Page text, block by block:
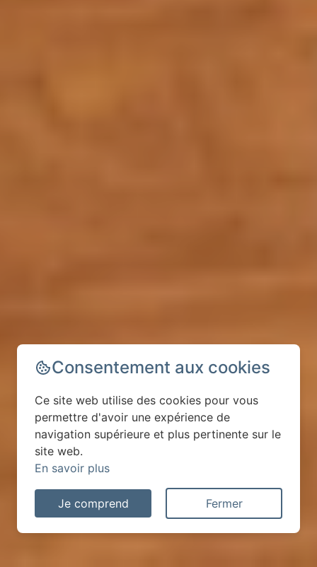
Consentement aux cookies
Ce site web utilise des cookies pour vous
permettre d'avoir une expérience de
navigation supérieure et plus pertinente sur le
site web.
En savoir plus
Je comprend Fermer